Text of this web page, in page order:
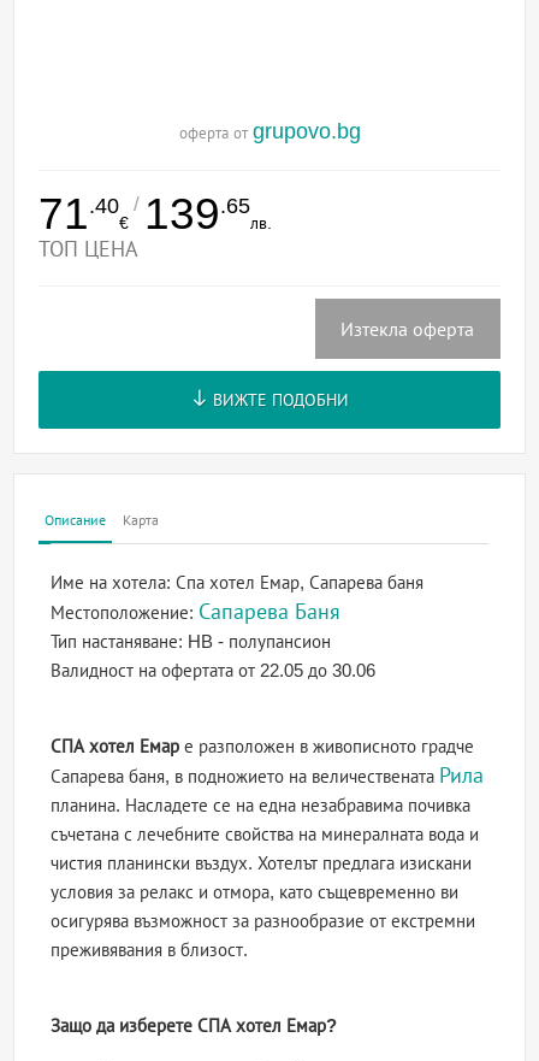
оферта от grupovo.bg
71.40
€
/ 139.65
лв.
ТОП ЦЕНА
Изтекла оферта
ВИЖТЕ ПОДОБНИ
Описание Карта
Име на хотела:Спа хотел Емар, Сапарева баня
Местоположение: Сапарева Баня
Тип настаняване: HB - полупансион
Валидност на офертатаот 22.05 до 30.06
СПА хотел Емар е разположен в живописното градче
Сапарева баня, в подножието на величествената Рила
планина. Насладете се на една незабравима почивка
съчетана с лечебните свойства на минералната вода и
чистия планински въздух. Хотелът предлага изискани
условия за релакс и отмора, като същевременно ви
осигурява възможност за разнообразие от екстремни
преживявания в близост.
Защо да изберете СПА хотел Емар?